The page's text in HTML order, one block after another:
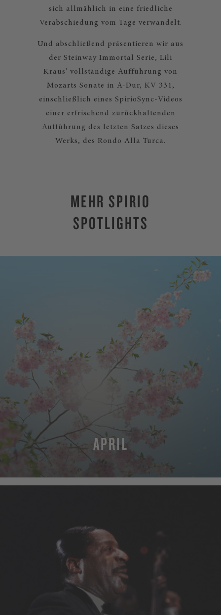
sich allmählich in eine friedliche
Verabschiedung vom Tage verwandelt.
Und abschließend präsentieren wir aus
der Steinway Immortal Serie, Lili
Kraus' vollständige Aufführung von
Mozarts Sonate in A-Dur, KV 331,
einschließlich eines SpirioSync-Videos
einer erfrischend zurückhaltenden
Aufführung des letzten Satzes dieses
Werks, des Rondo Alla Turca.
MEHR SPIRIO
SPOTLIGHTS
APRIL
MEHR